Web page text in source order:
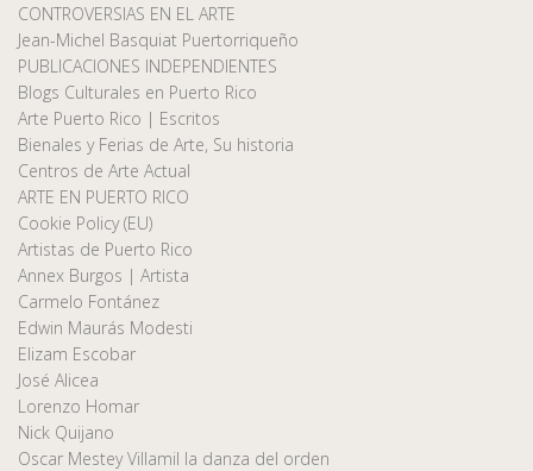
CONTROVERSIAS EN EL ARTE
Jean-Michel Basquiat Puertorriqueño
PUBLICACIONES INDEPENDIENTES
Blogs Culturales en Puerto Rico
Arte Puerto Rico | Escritos
Bienales y Ferias de Arte, Su historia
Centros de Arte Actual
ARTE EN PUERTO RICO
Cookie Policy (EU)
Artistas de Puerto Rico
Annex Burgos | Artista
Carmelo Fontánez
Edwin Maurás Modesti
Elizam Escobar
José Alicea
Lorenzo Homar
Nick Quijano
Oscar Mestey Villamil la danza del orden